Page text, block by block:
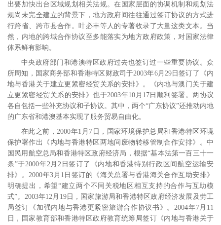
出要加快出台区域规划相关法规。在国家层面的协调机制和规划法
规尚未完全建立的背景下，地方政府间往往通过签订协议的方式进
行跨省、跨市县合作。叶必丰等人的专著收录了大量这类文本。 当
然，内地的跨域合作协议至多能落实为地方政府政策，对国家法律
体系鲜有影响。
中央政府部门和港澳特区政府过去也签订过一些重要协议。众
所周知，国家商务部和香港特区财政司于2003年6月 29日签订了《内
地与香港关于建立更紧密经贸关系的安排》。《内地与澳门关于建
立更紧密经贸关系的安排》也于2003年10 月 17 日顺利签署。两协议
各自包括一些补充协议和子协议。其中，两个“广东协议”还推动内地
的广东省和港澳基本实现了服务贸易自由化。
在此之前，2000年1 月 7 日，国家环境保护总局和香港特区环境
保护署作出《内地与香港特区两地间废物转移管制合作安排》。中
国民用航空总局和香港特区政府经济局，根据“基本法第一百三十一
条”于2000年2月2 日签订了《内地和香港特别行政区间航空运输安
排》。2000年3 月 1 日签订的《海关总署与香港海关合作互助安排》
明确提出，希望“建立两个不同关税地区相互支持的合作与互助模
式”。 2003年12月 19日，国家旅游局和香港特区政府经济发展及劳工
局签订《加强内地与香港更紧密旅游合作协议书》。2004年7月 11
日，国家教育部和香港特区政府教育统筹局签订《内地与香港关于